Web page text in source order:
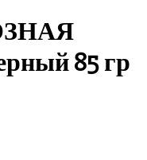
85 гр